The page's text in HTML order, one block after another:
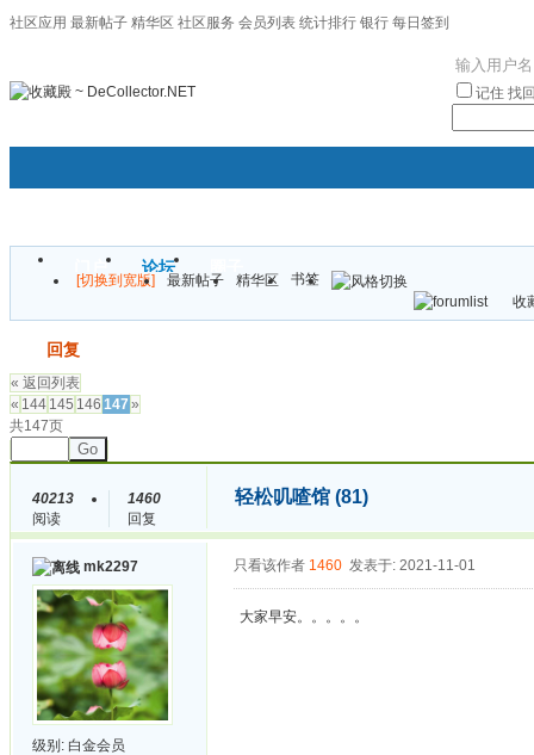
社区应用 最新帖子 精华区 社区服务 会员列表 统计排行 银行 每日签到
记住 找
门户 论坛
[切换到宽版] 最新帖子 精华区
书签
收
回复
« 返回列表
« 144 145 146 147 »
共147页
Go
40213
阅读
1460
回复
轻松叽喳馆 (81)
mk2297
级别: 白金会员
只看该作者 1460 发表于: 2021-11-01
大家早安。。。。。